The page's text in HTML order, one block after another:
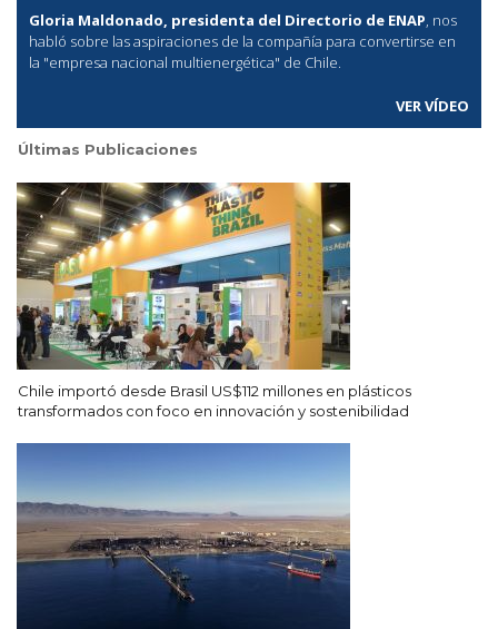
Gloria Maldonado, presidenta del Directorio de ENAP , nos
habló sobre las aspiraciones de la compañía para convertirse en
la "empresa nacional multienergética" de Chile.
VER VÍDEO
Últimas Publicaciones
Chile importó desde Brasil US$112 millones en plásticos
transformados con foco en innovación y sostenibilidad